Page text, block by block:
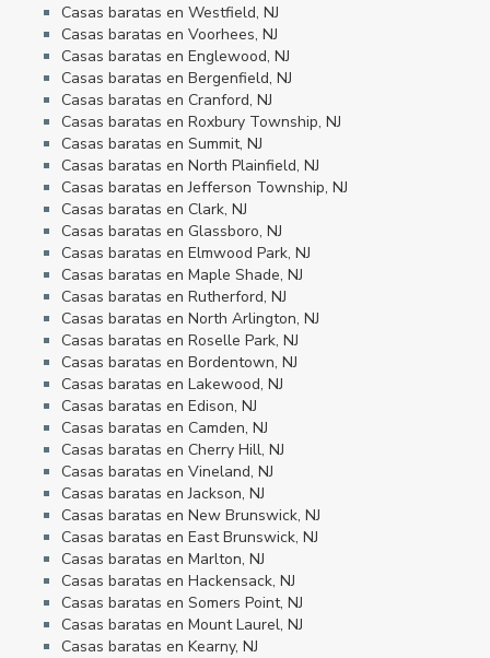
Casas baratas en Westfield, NJ
Casas baratas en Voorhees, NJ
Casas baratas en Englewood, NJ
Casas baratas en Bergenfield, NJ
Casas baratas en Cranford, NJ
Casas baratas en Roxbury Township, NJ
Casas baratas en Summit, NJ
Casas baratas en North Plainfield, NJ
Casas baratas en Jefferson Township, NJ
Casas baratas en Clark, NJ
Casas baratas en Glassboro, NJ
Casas baratas en Elmwood Park, NJ
Casas baratas en Maple Shade, NJ
Casas baratas en Rutherford, NJ
Casas baratas en North Arlington, NJ
Casas baratas en Roselle Park, NJ
Casas baratas en Bordentown, NJ
Casas baratas en Lakewood, NJ
Casas baratas en Edison, NJ
Casas baratas en Camden, NJ
Casas baratas en Cherry Hill, NJ
Casas baratas en Vineland, NJ
Casas baratas en Jackson, NJ
Casas baratas en New Brunswick, NJ
Casas baratas en East Brunswick, NJ
Casas baratas en Marlton, NJ
Casas baratas en Hackensack, NJ
Casas baratas en Somers Point, NJ
Casas baratas en Mount Laurel, NJ
Casas baratas en Kearny, NJ